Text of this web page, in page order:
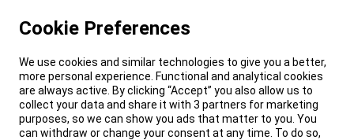
Cookie Preferences
We use cookies and similar technologies to give you a better,
more personal experience. Functional and analytical cookies
are always active. By clicking “Accept” you also allow us to
collect your data and share it with 3 partners for marketing
purposes, so we can show you ads that matter to you. You
can withdraw or change your consent at any time. To do so,